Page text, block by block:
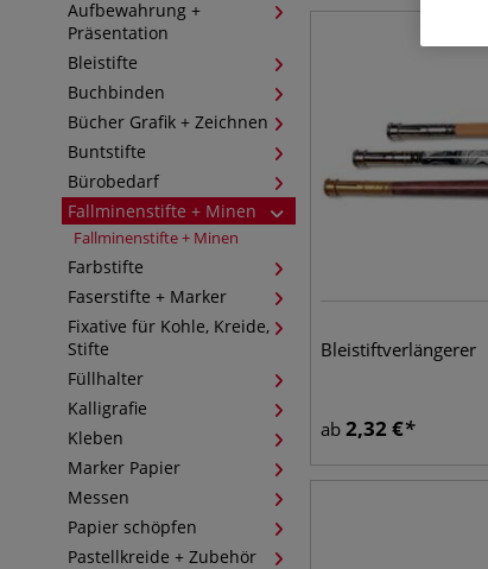
Aufbewahrung +
Präsentation
Bleistifte
Buchbinden
Bücher Grafik + Zeichnen
Buntstifte
Bürobedarf
Fallminenstifte + Minen
Fallminenstifte + Minen
Farbstifte
Faserstifte + Marker
Fixative für Kohle, Kreide,
Stifte
Füllhalter
Kalligrafie
Kleben
Marker Papier
Messen
Papier schöpfen
Pastellkreide + Zubehör
Bleistiftverlängerer
ab 2,32 €